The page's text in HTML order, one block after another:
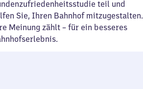
teil und
Sie, Ihren Bahnhof mitzugestalten.
Meinung zählt – für ein besseres